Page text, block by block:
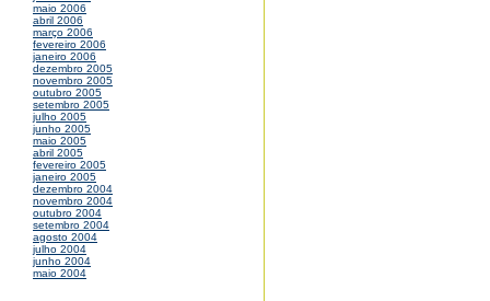
maio 2006
abril 2006
março 2006
fevereiro 2006
janeiro 2006
dezembro 2005
novembro 2005
outubro 2005
setembro 2005
julho 2005
junho 2005
maio 2005
abril 2005
fevereiro 2005
janeiro 2005
dezembro 2004
novembro 2004
outubro 2004
setembro 2004
agosto 2004
julho 2004
junho 2004
maio 2004